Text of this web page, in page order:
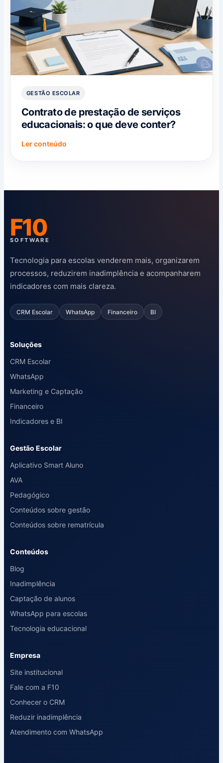
GESTÃO ESCOLAR
Contrato de prestação de serviços
educacionais: o que deve conter?
Ler conteúdo
F10
SOFTWARE
Tecnologia para escolas venderem mais, organizarem
processos, reduzirem inadimplência e acompanharem
indicadores com mais clareza.
CRM Escolar WhatsApp Financeiro BI
Soluções
CRM Escolar
WhatsApp
Marketing e Captação
Financeiro
Indicadores e BI
Gestão Escolar
Aplicativo Smart Aluno
AVA
Pedagógico
Conteúdos sobre gestão
Conteúdos sobre rematrícula
Conteúdos
Blog
Inadimplência
Captação de alunos
WhatsApp para escolas
Tecnologia educacional
Empresa
Site institucional
Fale com a F10
Conhecer o CRM
Reduzir inadimplência
Atendimento com WhatsApp